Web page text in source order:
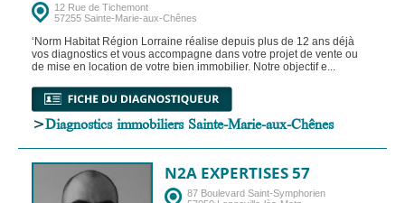
12 Rue de Tichemont
57255 Sainte-Marie-aux-Chênes
‘Norm Habitat Région Lorraine réalise depuis plus de 12 ans déjà
vos diagnostics et vous accompagne dans votre projet de vente ou
de mise en location de votre bien immobilier. Notre objectif e...
>Diagnostics immobiliers Sainte-Marie-aux-Chênes
N2A EXPERTISES 57
87 Boulevard Saint-Symphorien